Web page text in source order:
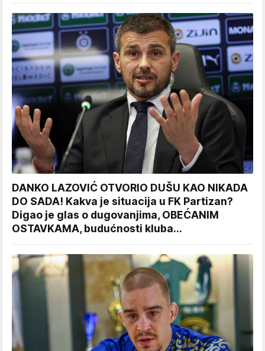
DANKO LAZOVIĆ OTVORIO DUŠU KAO NIKADA
DO SADA! Kakva je situacija u FK Partizan?
Digao je glas o dugovanjima, OBEĆANIM
OSTAVKAMA, budućnosti kluba...